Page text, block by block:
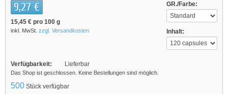
GR./Farbe:
Inhalt:
9,27 €
15,45 € pro 100 g
inkl. MwSt. zzgl. Versandkosten
Verfügbarkeit: Lieferbar
Das Shop ist geschlossen. Keine Bestellungen sind möglich.
500 Stück verfügbar